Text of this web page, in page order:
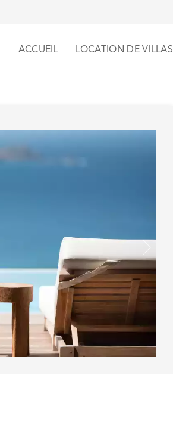
ACCUEIL LOCATION DE VILLAS